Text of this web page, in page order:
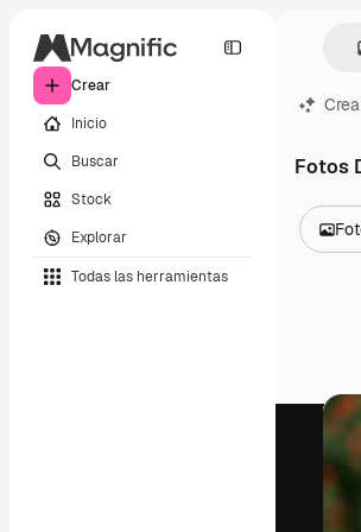
Crear
Inicio
Buscar
Stock
Explorar
Todas las herramientas
Fotos
Vídeos
Clips
Iconos